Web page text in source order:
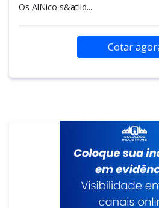
Os AlNico s&atild...
Cotar